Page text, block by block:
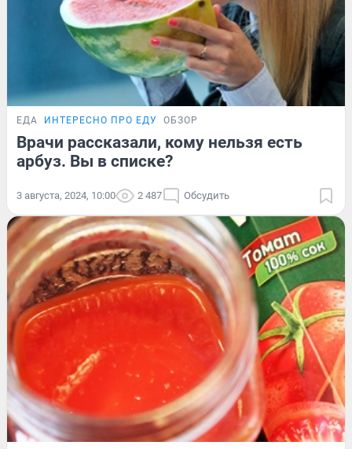
ЕДА ИНТЕРЕСНО ПРО ЕДУ ОБЗОР
Врачи рассказали, кому нельзя есть
арбуз. Вы в списке?
3 августа, 2024, 10:00 2 487 Обсудить